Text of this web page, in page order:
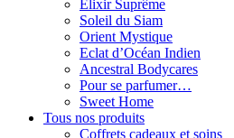
Elixir Suprême
Soleil du Siam
Orient Mystique
Eclat d’Océan Indien
Ancestral Bodycares
Pour se parfumer…
Sweet Home
Tous nos produits
Coffrets cadeaux et soins